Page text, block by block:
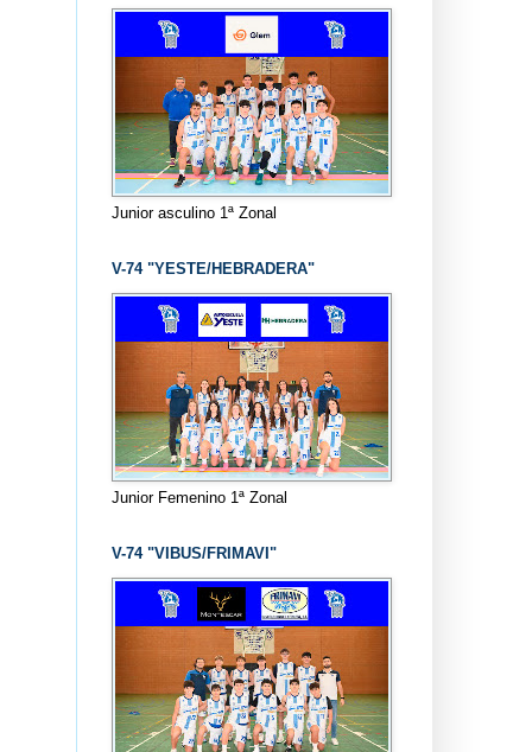
Junior asculino 1ª Zonal
V-74 "YESTE/HEBRADERA"
Junior Femenino 1ª Zonal
V-74 "VIBUS/FRIMAVI"